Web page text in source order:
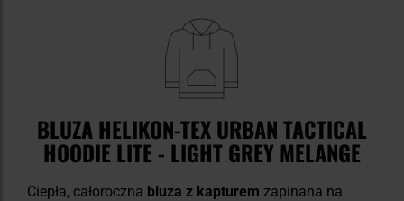
BLUZA HELIKON-TEX URBAN TACTICAL
HOODIE LITE - LIGHT GREY MELANGE
Ciepła, całoroczna bluza z kapturem zapinana na